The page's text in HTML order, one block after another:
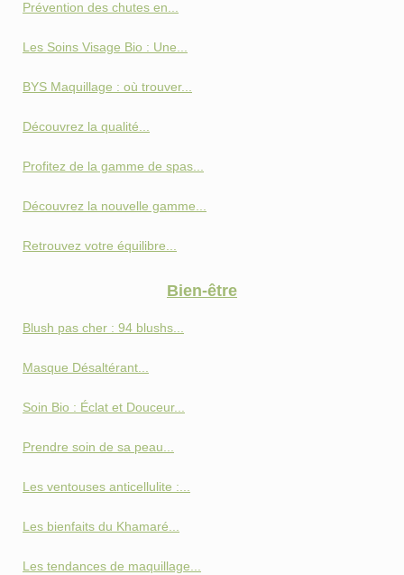
Prévention des chutes en...
Les Soins Visage Bio : Une...
BYS Maquillage : où trouver...
Découvrez la qualité...
Profitez de la gamme de spas...
Découvrez la nouvelle gamme...
Retrouvez votre équilibre...
Bien-être
Blush pas cher : 94 blushs...
Masque Désaltérant...
Soin Bio : Éclat et Douceur...
Prendre soin de sa peau...
Les ventouses anticellulite :...
Les bienfaits du Khamaré...
Les tendances de maquillage...